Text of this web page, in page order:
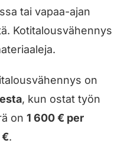
tai vapaa-ajan
Kotitalousvähennys
on
, kun ostat työn
on 1 600 € per
€.